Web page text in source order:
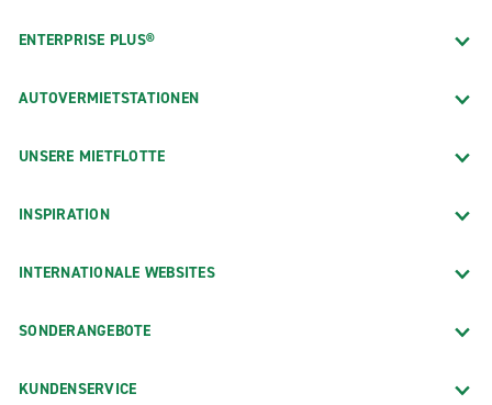
ENTERPRISE PLUS®
AUTOVERMIETSTATIONEN
UNSERE MIETFLOTTE
INSPIRATION
INTERNATIONALE WEBSITES
SONDERANGEBOTE
KUNDENSERVICE